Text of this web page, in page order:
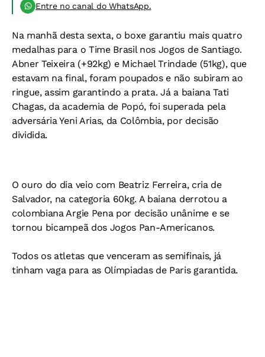
Entre no canal do WhatsApp.
Na manhã desta sexta, o boxe garantiu mais quatro
medalhas para o Time Brasil nos Jogos de Santiago.
Abner Teixeira (+92kg) e Michael Trindade (51kg), que
estavam na final, foram poupados e não subiram ao
ringue, assim garantindo a prata. Já a baiana Tati
Chagas, da academia de Popó, foi superada pela
adversária Yeni Arias, da Colômbia, por decisão
dividida.
O ouro do dia veio com Beatriz Ferreira, cria de
Salvador, na categoria 60kg. A baiana derrotou a
colombiana Argie Pena por decisão unânime e se
tornou bicampeã dos Jogos Pan-Americanos.
Todos os atletas que venceram as semifinais, já
tinham vaga para as Olímpiadas de Paris garantida.